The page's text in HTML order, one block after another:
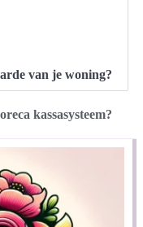
van je woning?
kassasysteem?